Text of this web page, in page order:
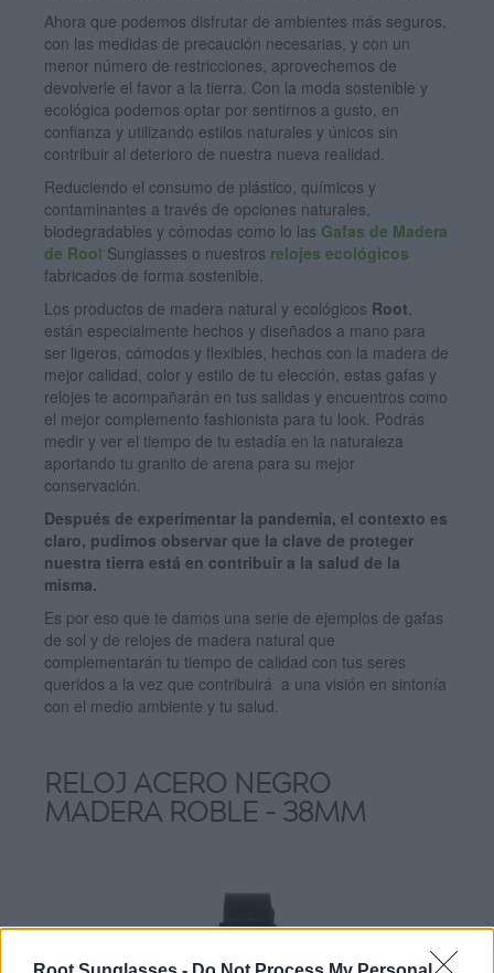
Ahora que podemos disfrutar de ambientes más seguros,
con las medidas de precaución necesarias, y con un
menor número de restricciones, aprovechemos de
devolverle el favor a la tierra. Con la moda sostenible y
ecológica podemos optar por sentirnos a gusto, en
confianza y utilizando estilos naturales y únicos sin
contribuir al deterioro de nuestra nueva realidad.
Reduciendo el consumo de plástico, químicos y
contaminantes a través de opciones naturales,
biodegradables y cómodas como lo las Gafas de Madera
de Root Sunglasses o nuestros relojes ecológicos
fabricados de forma sostenible.
Los productos de madera natural y ecológicos Root,
están especialmente hechos y diseñados a mano para
ser ligeros, cómodos y flexibles, hechos con la madera de
mejor calidad, color y estilo de tu elección, estas gafas y
relojes te acompañarán en tus salidas y encuentros como
el mejor complemento fashionista para tu look. Podrás
medir y ver el tiempo de tu estadía en la naturaleza
aportando tu granito de arena para su mejor
conservación.
Después de experimentar la pandemia, el contexto es
claro, pudimos observar que la clave de proteger
nuestra tierra está en contribuir a la salud de la
misma.
Es por eso que te damos una serie de ejemplos de gafas
de sol y de relojes de madera natural que
complementarán tu tiempo de calidad con tus seres
queridos a la vez que contribuirá a una visión en sintonía
con el medio ambiente y tu salud.
RELOJ ACERO NEGRO
MADERA ROBLE - 38MM